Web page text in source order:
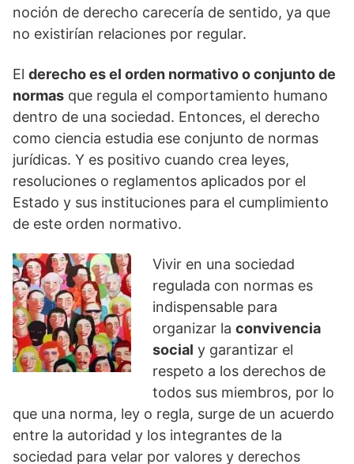
noción de derecho carecería de sentido, ya que
no existirían relaciones por regular.
El derecho es el orden normativo o conjunto de
normas que regula el comportamiento humano
dentro de una sociedad. Entonces, el derecho
como ciencia estudia ese conjunto de normas
jurídicas. Y es positivo cuando crea leyes,
resoluciones o reglamentos aplicados por el
Estado y sus instituciones para el cumplimiento
de este orden normativo.
Vivir en una sociedad
regulada con normas es
indispensable para
organizar la convivencia
social y garantizar el
respeto a los derechos de
todos sus miembros, por lo
que una norma, ley o regla, surge de un acuerdo
entre la autoridad y los integrantes de la
sociedad para velar por valores y derechos